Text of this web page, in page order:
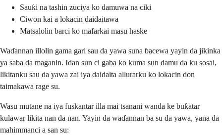
Sauƙi na tashin zuciya ko damuwa na ciki
Ciwon kai a lokacin daidaitawa
Matsalolin barci ko mafarkai masu haske
Waɗannan illolin gama gari sau da yawa suna ɓacewa yayin da jikinka
ya saba da maganin. Idan sun ci gaba ko kuma sun damu da ku sosai,
likitanku sau da yawa zai iya daidaita allurarku ko lokacin don
taimakawa rage su.
Wasu mutane na iya fuskantar illa mai tsanani wanda ke buƙatar
kulawar likita nan da nan. Yayin da waɗannan ba su da yawa, yana da
mahimmanci a san su: